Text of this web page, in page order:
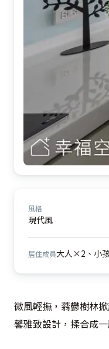
風格
現代風
居住成員大人×2、小
微風輕撫，蓊鬱樹林
馨雅致設計，揉合成